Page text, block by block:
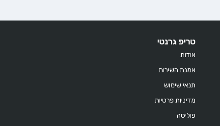
טריפ גרנטי
אודות
אמנת השירות
תנאי שימוש
מדיניות פרטיות
פוליסה